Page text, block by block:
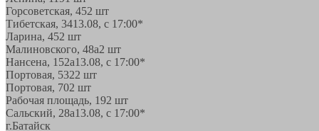
Горсоветская, 452 шт
Тибетская, 3413.08, с 17:00*
Ларина, 452 шт
Малиновского, 48а2 шт
Нансена, 152а13.08, с 17:00*
Портовая, 5322 шт
Портовая, 702 шт
Рабочая площадь, 192 шт
Сальский, 28a13.08, с 17:00*
г.Батайск